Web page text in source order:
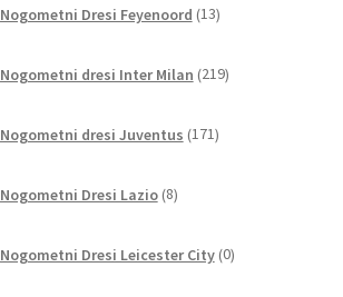
Nogometni Dresi Feyenoord 13izdelkov
Nogometni dresi Inter Milan 219izdelkov
Nogometni dresi Juventus 171izdelkov
Nogometni Dresi Lazio 8izdelkov
Nogometni Dresi Leicester City 0izdelkov